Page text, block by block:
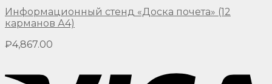
Информационный стенд «Доска почета» (12
карманов А4)
₽4,867.00